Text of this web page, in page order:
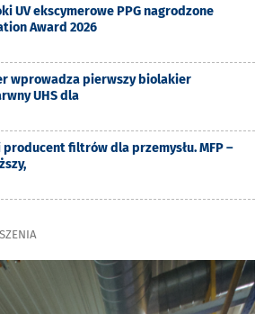
UV ekscymerowe PPG nagrodzone
Award 2026
wprowadza pierwszy biolakier
UHS dla
producent filtrów dla przemysłu. MFP –